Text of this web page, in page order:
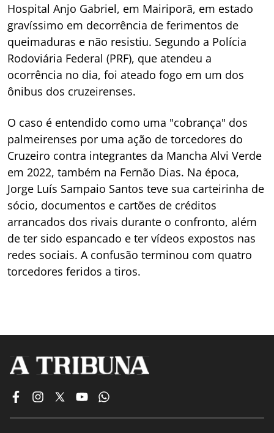
Hospital Anjo Gabriel, em Mairiporã, em estado
gravíssimo em decorrência de ferimentos de
queimaduras e não resistiu. Segundo a Polícia
Rodoviária Federal (PRF), que atendeu a
ocorrência no dia, foi ateado fogo em um dos
ônibus dos cruzeirenses.
O caso é entendido como uma "cobrança" dos
palmeirenses por uma ação de torcedores do
Cruzeiro contra integrantes da Mancha Alvi Verde
em 2022, também na Fernão Dias. Na época,
Jorge Luís Sampaio Santos teve sua carteirinha de
sócio, documentos e cartões de créditos
arrancados dos rivais durante o confronto, além
de ter sido espancado e ter vídeos expostos nas
redes sociais. A confusão terminou com quatro
torcedores feridos a tiros.